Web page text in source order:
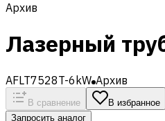
Архив
Лазерный
AFLT7528T-6kW Архив
В сравнение В избранное
Запросить аналог